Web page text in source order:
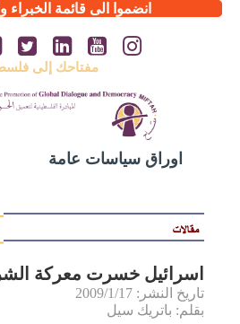
انضموا الى قائمة
مفتاحك إلى
اوراق سياسات عامة
اسرائيل خسرت معركة
تاريخ النشر: 2009/1/17
بقلم: باتريك سيل